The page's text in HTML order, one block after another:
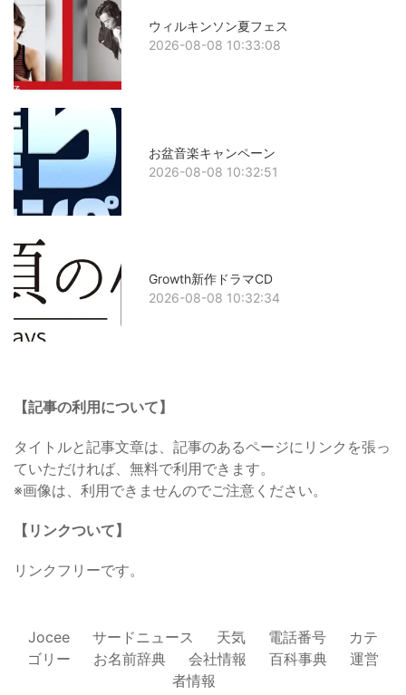
ウィルキンソン夏フェス
2026-08-08 10:33:08
お盆音楽キャンペーン
2026-08-08 10:32:51
Growth新作ドラマCD
2026-08-08 10:32:34
【記事の利用について】
タイトルと記事文章は、記事のあるページにリンクを張っ
ていただければ、無料で利用できます。
※画像は、利用できませんのでご注意ください。
【リンクついて】
リンクフリーです。
Jocee サードニュース 天気 電話番号
カテ
ゴリー
お名前辞典 会社情報 百科事典
運営
者情報